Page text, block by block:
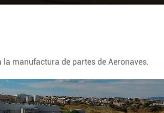
manufactura de partes de Aeronaves.